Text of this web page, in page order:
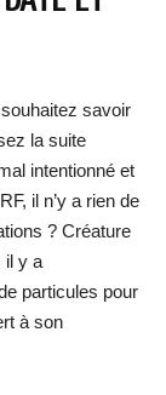
savoir
la suite
intentionné et
il n’y a rien de
? Créature
il y a
particules pour
à son